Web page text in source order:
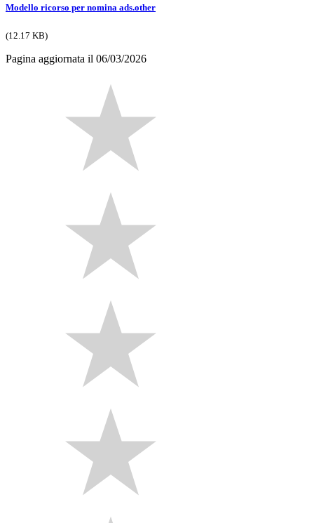
Modello ricorso per nomina ads.other
(12.17 KB)
Pagina aggiornata il 06/03/2026